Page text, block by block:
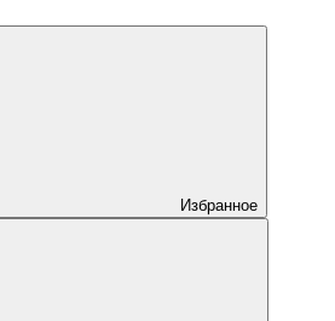
Избранное